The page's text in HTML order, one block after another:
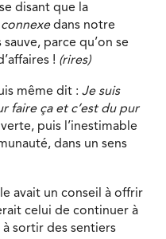
disant que la
dans notre
parce qu’on se
! (rires)
même dit : Je suis
faire ça et c’est du pur
puis l’inestimable
dans un sens
avait un conseil à offrir
celui de continuer à
à sortir des sentiers